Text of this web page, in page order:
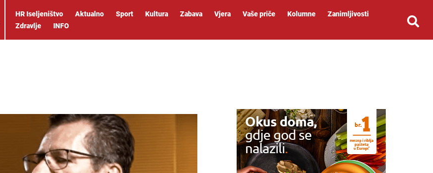
HR Iseljeništvo Aktualno Sport Kultura Zabava Vjera Vaše priče Kolumne
Zanimljivosti
Zdravlje
INFO